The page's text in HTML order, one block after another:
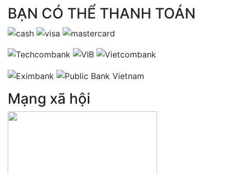
BẠN CÓ THỂ THANH TOÁN
Mạng xã hội